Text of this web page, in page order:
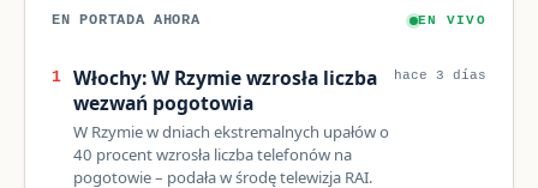
EN PORTADA AHORA EN VIVO
1
Włochy: W Rzymie wzrosła liczba
wezwań pogotowia
W Rzymie w dniach ekstremalnych upałów o
40 procent wzrosła liczba telefonów na
pogotowie – podała w środę telewizja RAI.
hace 3 días